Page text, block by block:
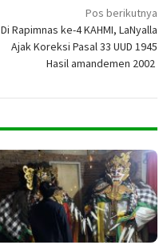
Pos berikutnya
Di Rapimnas ke-4 KAHMI, LaNyalla
Ajak Koreksi Pasal 33 UUD 1945
Hasil amandemen 2002